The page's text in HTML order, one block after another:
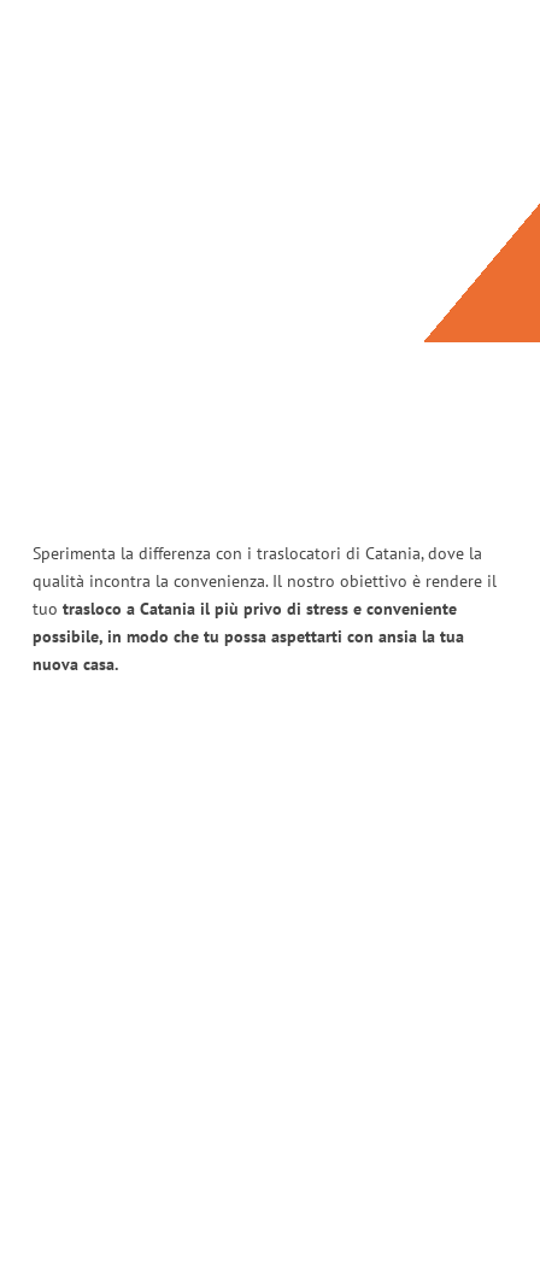
Sperimenta la differenza con i traslocatori di Catania, dove la
qualità incontra la convenienza. Il nostro obiettivo è rendere il
tuo trasloco a Catania il più privo di stress e conveniente
possibile, in modo che tu possa aspettarti con ansia la tua
nuova casa.